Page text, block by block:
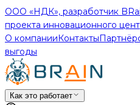
ООО «НДК», разработчик
проекта инновационного
О компанииКонтакты
выгоды
Как это работает